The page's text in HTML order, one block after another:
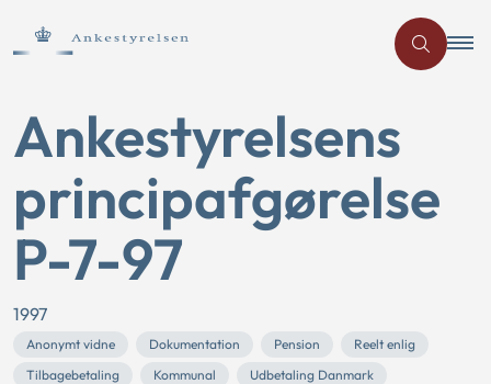
Ankestyrelsens
principafgørelse
P-7-97
1997
Anonymt vidne Dokumentation Pension
Reelt enlig
Tilbagebetaling
Kommunal
Udbetaling Danmark